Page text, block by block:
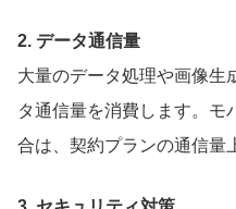
2. データ通信量
大量のデータ処理や画像生
タ通信量を消費します。モ
合は、契約プランの通信量